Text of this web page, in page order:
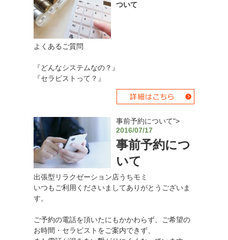
ついて
よくあるご質問
『どんなシステムなの？』
『セラピストって？』
事前予約について">
2016/07/17
事前予約につ
いて
出張型リラクゼーション店うちモミ
いつもご利用くださいましてありがとうございま
す。
ご予約の電話を頂いたにもかかわらず、ご希望の
お時間・セラピストをご案内できず、